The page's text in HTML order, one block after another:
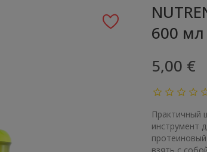
600 мл
5,00 €
Практичный
инструмент